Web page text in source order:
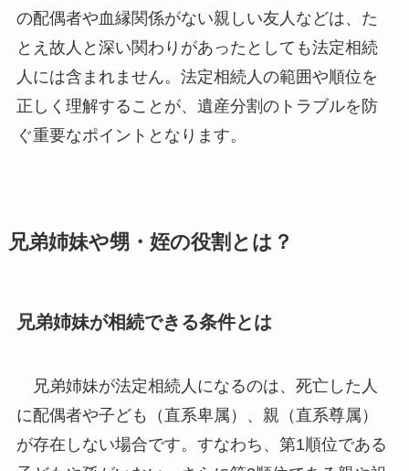
の配偶者や血縁関係がない親しい友人などは、た
とえ故人と深い関わりがあったとしても法定相続
人には含まれません。法定相続人の範囲や順位を
正しく理解することが、遺産分割のトラブルを防
ぐ重要なポイントとなります。
兄弟姉妹や甥・姪の役割とは？
兄弟姉妹が相続できる条件とは
兄弟姉妹が法定相続人になるのは、死亡した人
に配偶者や子ども（直系卑属）、親（直系尊属）
が存在しない場合です。すなわち、第1順位である